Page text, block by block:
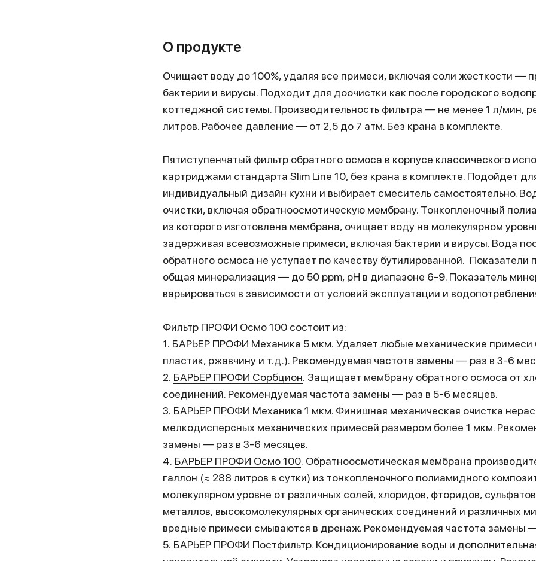
О продукте
Очищает воду до 100%, удаляя все примеси, включая соли жесткости —
бактерии и вирусы. Подходит для доочистки как после городского
коттеджной системы. Производительность фильтра — не менее 1 л/мин,
литров. Рабочее давление — от 2,5 до 7 атм. Без крана в комплекте.
Пятиступенчатый фильтр обратного осмоса в корпусе классического
картриджами стандарта Slim Line 10, без крана в комплекте. Подойдет
индивидуальный дизайн кухни и выбирает смеситель самостоятельно.
очистки, включая обратноосмотическую мембрану. Тонкопленочный
из которого изготовлена мембрана, очищает воду на молекулярном
задерживая всевозможные примеси, включая бактерии и вирусы. Вода
обратного осмоса не уступает по качеству бутилированной. Показатели
общая минерализация — до 50 ppm, pH в диапазоне 6-9. Показатель
варьироваться в зависимости от условий эксплуатации и
Фильтр ПРОФИ Осмо 100 состоит из:
1. БАРЬЕР ПРОФИ Механика 5 мкм. Удаляет любые механические примеси
пластик, ржавчину и т.д.). Рекомендуемая частота замены — раз в 3-6
2. БАРЬЕР ПРОФИ Сорбцион. Защищает мембрану обратного осмоса от
соединений. Рекомендуемая частота замены — раз в 5-6 месяцев.
3. БАРЬЕР ПРОФИ Механика 1 мкм. Финишная механическая очистка
мелкодисперсных механических примесей размером более 1 мкм.
замены — раз в 3-6 месяцев.
4. БАРЬЕР ПРОФИ Осмо 100. Обратноосмотическая мембрана
галлон (≈ 288 литров в сутки) из тонкопленочного полиамидного
молекулярном уровне от различных солей, хлоридов, фторидов,
металлов, высокомолекулярных органических соединений и различных
вредные примеси смываются в дренаж. Рекомендуемая частота замены
5. БАРЬЕР ПРОФИ Постфильтр. Кондиционирование воды и